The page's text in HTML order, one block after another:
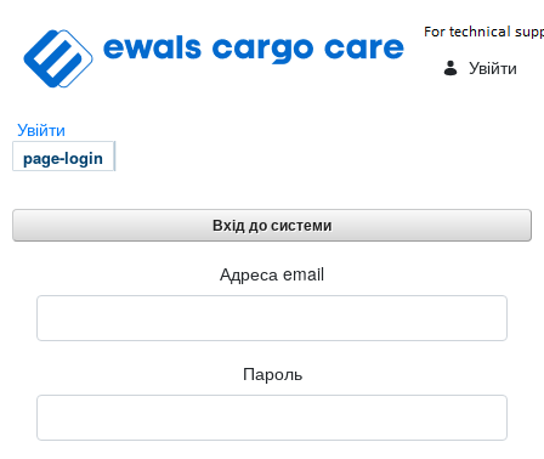
Увійти
Увійти
page-login
Вхід до системи
Вхід до системиАдреса email
Пароль